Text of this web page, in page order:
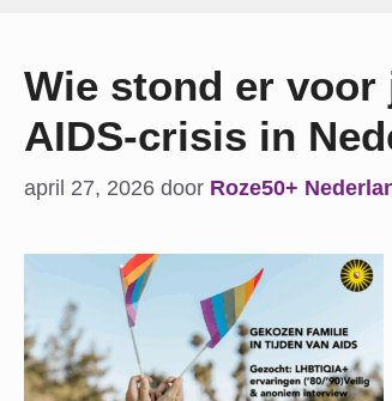
Wie stond er voor
AIDS-crisis in
april 27, 2026 door Roze50+